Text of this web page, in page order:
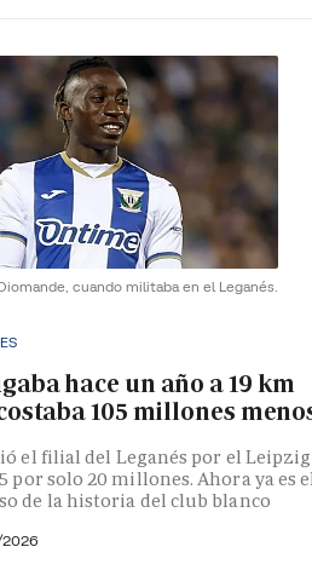
cuando militaba en el Leganés.
hace un año a 19 km
105 millones
el filial del Leganés por el Leipzig
por solo 20 millones. Ahora ya es
de la historia del club blanco